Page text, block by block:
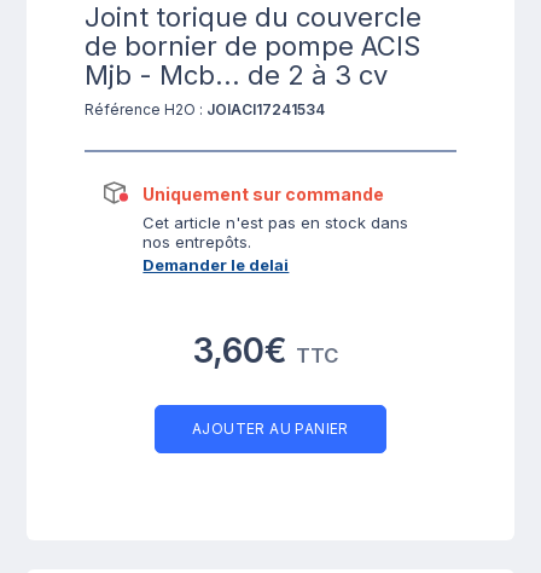
Joint torique du couvercle
de bornier de pompe ACIS
Mjb - Mcb... de 2 à 3 cv
Référence H2O : JOIACI17241534
Uniquement sur commande
Cet article n'est pas en stock dans
nos entrepôts.
Demander le delai
3,60€ TTC
AJOUTER AU PANIER